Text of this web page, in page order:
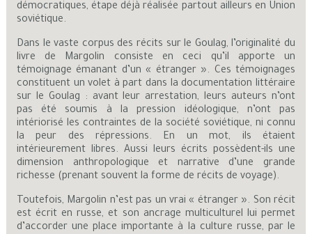
démocratiques, étape déjà réalisée partout ailleurs en Union
soviétique.
Dans le vaste corpus des récits sur le Goulag, l’originalité du
livre de Margolin consiste en ceci qu’il apporte un
témoignage émanant d’un « étranger ». Ces témoignages
constituent un volet à part dans la documentation littéraire
sur le Goulag : avant leur arrestation, leurs auteurs n’ont
pas été soumis à la pression idéologique, n’ont pas
intériorisé les contraintes de la société soviétique, ni connu
la peur des répressions. En un mot, ils étaient
intérieurement libres. Aussi leurs écrits possèdent-ils une
dimension anthropologique et narrative d’une grande
richesse (prenant souvent la forme de récits de voyage).
Toutefois, Margolin n’est pas un vrai « étranger ». Son récit
est écrit en russe, et son ancrage multiculturel lui permet
d’accorder une place importante à la culture russe, par le